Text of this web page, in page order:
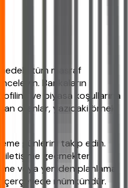
tüm masraf
Bankaların
ve piyasa koşullarına
oranlar, yazıdaki örnek
günlerini takip edin.
iletişime geçmekten
veya yeniden planlama
çerçevede mümkündür.